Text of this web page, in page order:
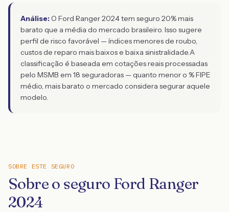
Análise: O Ford Ranger 2024 tem seguro 20% mais
barato que a média do mercado brasileiro. Isso sugere
perfil de risco favorável — índices menores de roubo,
custos de reparo mais baixos e baixa sinistralidade.A
classificação é baseada em cotações reais processadas
pelo MSMB em 18 seguradoras — quanto menor o % FIPE
médio, mais barato o mercado considera segurar aquele
modelo.
SOBRE ESTE SEGURO
Sobre o seguro Ford Ranger
2024